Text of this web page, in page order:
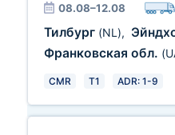
08.08–12.08
Тилбург (NL),
Франковская обл.
CMR T1 ADR: 1-9